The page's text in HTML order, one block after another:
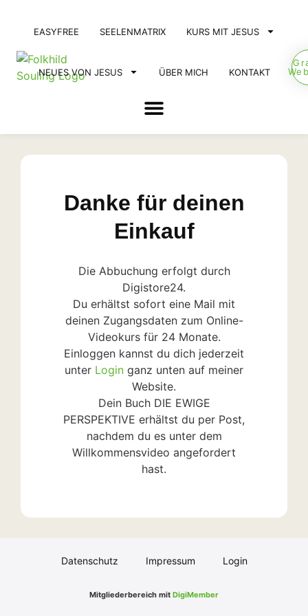
EASYFREE SEELENMATRIX KURS MIT JESUS
NEUES VON JESUS ÜBER MICH KONTAKT
Danke für deinen
Einkauf
Die Abbuchung erfolgt durch
Digistore24.
Du erhältst sofort eine Mail mit
deinen Zugangsdaten zum Online-
Videokurs für 24 Monate.
Einloggen kannst du dich jederzeit
unter Login ganz unten auf meiner
Website.
Dein Buch DIE EWIGE
PERSPEKTIVE erhältst du per Post,
nachdem du es unter dem
Willkommensvideo angefordert
hast.
Datenschutz Impressum Login
Mitgliederbereich mit DigiMember